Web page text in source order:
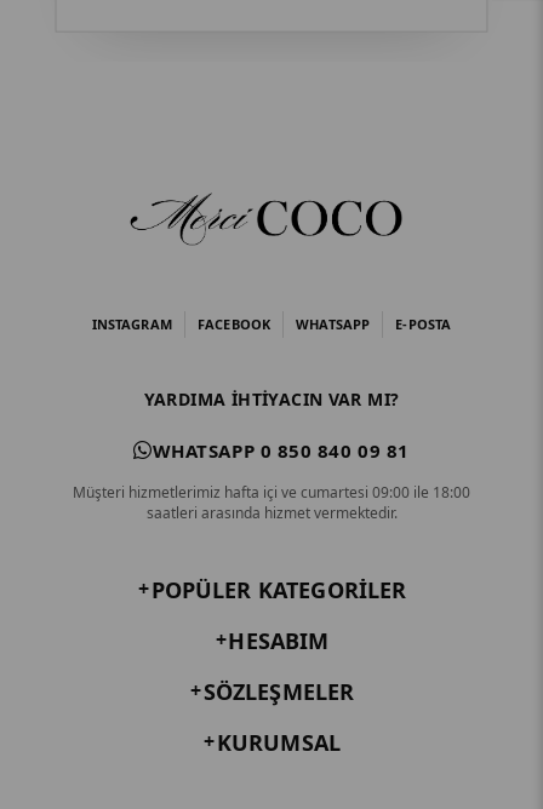
INSTAGRAM FACEBOOK WHATSAPP E-POSTA
YARDIMA IHTIYACIN VAR MI?
WHATSAPP 0 850 840 09 81
Müşteri hizmetlerimiz hafta içi ve cumartesi 09:00 ile 18:00
saatleri arasında hizmet vermektedir.
POPÜLER KATEGORILER
HESABIM
SÖZLEŞMELER
KURUMSAL